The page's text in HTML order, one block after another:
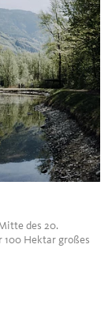
des 20.
100 Hektar großes